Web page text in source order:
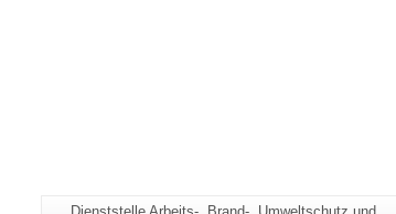
Zusätzliche
Seiten-